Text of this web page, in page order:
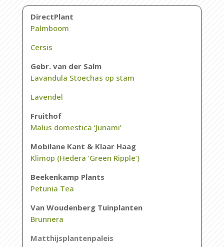
DirectPlant
Palmboom
Cersis
Gebr. van der Salm
Lavandula Stoechas op stam
Lavendel
Fruithof
Malus domestica ‘Junami’
Mobilane Kant & Klaar Haag
Klimop (Hedera ‘Green Ripple’)
Beekenkamp Plants
Petunia Tea
Van Woudenberg Tuinplanten
Brunnera
Matthijsplantenpaleis